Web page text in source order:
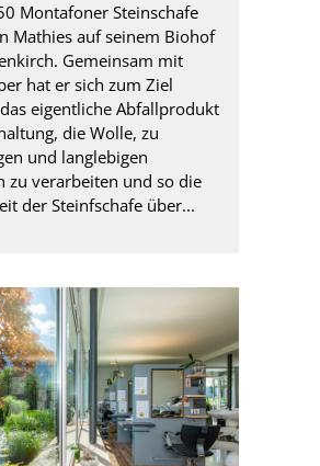
Montafoner Steinschafe
Mathies auf seinem Biohof
Gemeinsam mit
hat er sich zum Ziel
eigentliche Abfallprodukt
die Wolle, zu
und langlebigen
zu verarbeiten und so die
der Steinfschafe über...